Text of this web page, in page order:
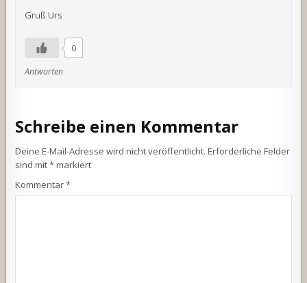
Gruß Urs
0
Antworten
Schreibe einen Kommentar
Deine E-Mail-Adresse wird nicht veröffentlicht. Erforderliche Felder
sind mit*markiert
Kommentar*